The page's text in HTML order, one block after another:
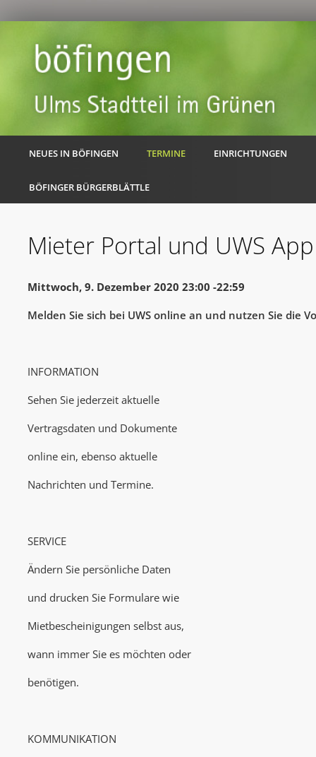
NEUES IN BÖFINGEN TERMINE EINRICHTUNGEN
BÖFINGER BÜRGERBLÄTTLE
Mieter Portal und UWS
Mittwoch, 9. Dezember 2020 23:00 -22:59
Melden Sie sich bei UWS online an und nutzen Sie die
INFORMATION
Sehen Sie jederzeit aktuelle
Vertragsdaten und Dokumente
online ein, ebenso aktuelle
Nachrichten und Termine.
SERVICE
Ändern Sie persönliche Daten
und drucken Sie Formulare wie
Mietbescheinigungen selbst aus,
wann immer Sie es möchten oder
benötigen.
KOMMUNIKATION